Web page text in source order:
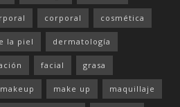
corporal cosmética
la piel dermatología
facial grasa
makeup make up maquillaje